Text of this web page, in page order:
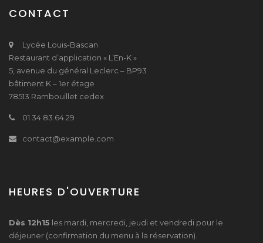
CONTACT
Lycée Louis-Bascan
Restaurant d’application « L’En-K »
5, avenue du général Leclerc – BP93
bâtiment K – 1er étage
78513 Rambouillet cedex
01.34.83.64.29
contact@example.com
HEURES D'OUVERTURE
Dès 12h15 les mardi, mercredi, jeudi et vendredi pour le
déjeuner (confirmation du menu à la réservation).